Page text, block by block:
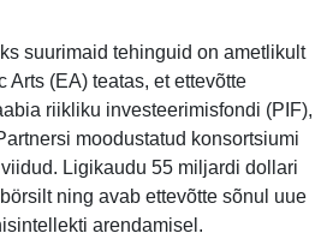
suurimaid tehinguid on ametlikult
Arts (EA) teatas, et ettevõtte
riikliku investeerimisfondi (PIF),
moodustatud konsortsiumi
Ligikaudu 55 miljardi dollari
ning avab ettevõtte sõnul uue
arendamisel.